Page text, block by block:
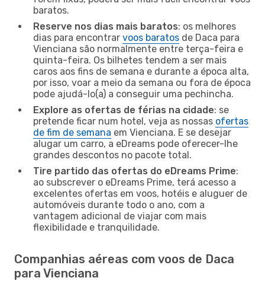
baratos.
Reserve nos dias mais baratos: os melhores
dias para encontrar voos baratos de Daca para
Vienciana são normalmente entre terça-feira e
quinta-feira. Os bilhetes tendem a ser mais
caros aos fins de semana e durante a época alta,
por isso, voar a meio da semana ou fora de época
pode ajudá-lo(a) a conseguir uma pechincha.
Explore as ofertas de férias na cidade: se
pretende ficar num hotel, veja as nossas ofertas
de fim de semana em Vienciana. E se desejar
alugar um carro, a eDreams pode oferecer-lhe
grandes descontos no pacote total.
Tire partido das ofertas do eDreams Prime:
ao subscrever o eDreams Prime, terá acesso a
excelentes ofertas em voos, hotéis e aluguer de
automóveis durante todo o ano, com a
vantagem adicional de viajar com mais
flexibilidade e tranquilidade.
Companhias aéreas com voos de Daca
para Vienciana